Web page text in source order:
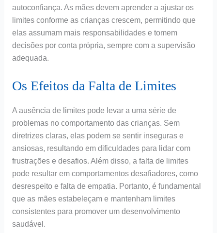
autoconfiança. As mães devem aprender a ajustar os
limites conforme as crianças crescem, permitindo que
elas assumam mais responsabilidades e tomem
decisões por conta própria, sempre com a supervisão
adequada.
Os Efeitos da Falta de Limites
A ausência de limites pode levar a uma série de
problemas no comportamento das crianças. Sem
diretrizes claras, elas podem se sentir inseguras e
ansiosas, resultando em dificuldades para lidar com
frustrações e desafios. Além disso, a falta de limites
pode resultar em comportamentos desafiadores, como
desrespeito e falta de empatia. Portanto, é fundamental
que as mães estabeleçam e mantenham limites
consistentes para promover um desenvolvimento
saudável.